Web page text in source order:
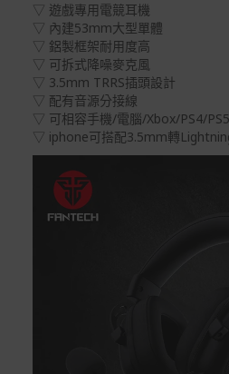
如有相關退換貨服務需求，您可
繫客服。
配送服務
本站商品除有特別標示收取運費
運宅配到府。
Acer旗下品牌商品除可宅配配送
以選擇配送至全台各地服務中心。
在消費者完成訂單付款後兩個工
非Acer旗下品牌商品依配合廠商
您可以於「我的訂單」內查詢訂
號 > 我的訂單)。
實際的到貨時間依配合的物流商
▽ 遊戲專用電競耳機
▽ 內建53mm大型單體
▽ 鋁製框架耐用度高
▽ 可拆式降噪麥克風
▽ 3.5mm TRRS插頭設計
▽ 配有音源分接線
▽ 可相容手機/電腦/Xbox/PS4/
▽ iphone可搭配3.5mm轉